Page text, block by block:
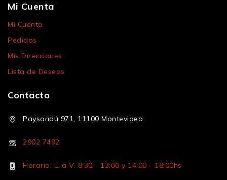
Mi Cuenta
Mi Cuenta
Pedidos
Mis Direcciones
Lista de Deseos
Contacto
Paysandú 971, 11100 Montevideo
2902 7492
Horario: L. a V. 8:30 - 13:00 y 14:00 - 18:00hs